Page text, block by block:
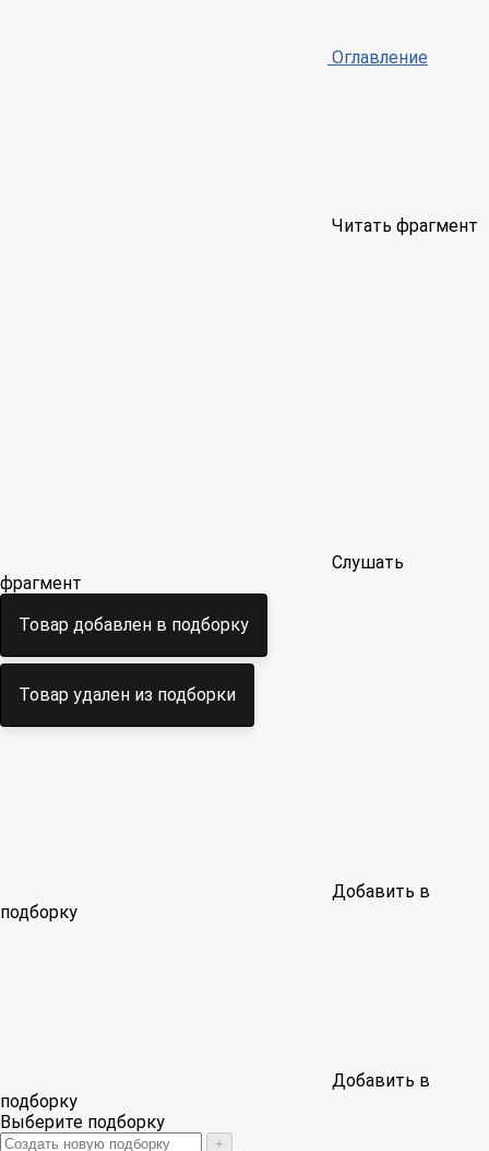
Оглавление
Читать фрагмент
Слушать
фрагмент
Товар добавлен в подборку
Товар удален из подборки
Добавить в
подборку
Добавить в
подборку
Выберите подборку
+